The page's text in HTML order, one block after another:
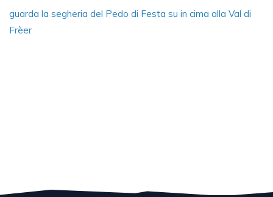
guarda la segheria del Pedo di Festa su in cima alla Val di
Frèer